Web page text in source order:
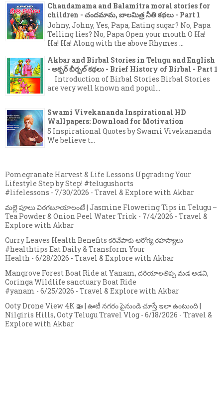
Chandamama and Balamitra moral stories for
children - చందమామ, బాలమిత్ర నీతి కథలు - Part 1
Johny, Johny, Yes, Papa, Eating sugar? No, Papa
Telling lies? No, Papa Open your mouth O Ha!
Ha! Ha! Along with the above Rhymes ...
Akbar and Birbal Stories in Telugu and English
- అక్బర్ బీర్బల్ కథలు - Brief History of Birbal - Part 1
Introduction of Birbal Stories Birbal Stories
are very well known and popul...
Swami Vivekananda Inspirational HD
Wallpapers: Download for Motivation
5 Inspirational Quotes by Swami Vivekananda
We believe t...
Pomegranate Harvest & Life Lessons Upgrading Your
Lifestyle Step by Step! #telugushorts
#lifelessons - 7/30/2026 - Travel & Explore with Akbar
మల్లె పూలు విరగబూయాలంటే | Jasmine Flowering Tips in Telugu –
Tea Powder & Onion Peel Water Trick - 7/4/2026 - Travel &
Explore with Akbar
Curry Leaves Health Benefits కరివేపాకు ఆరోగ్య రహస్యాలు
#healthtips Eat Daily & Transform Your
Health - 6/28/2026 - Travel & Explore with Akbar
Mangrove Forest Boat Ride at Yanam, దరియాలతిప్ప మడ అడవి,
Coringa Wildlife sanctuary Boat Ride
#yanam - 6/25/2026 - Travel & Explore with Akbar
Ooty Drone View 4K 🚁 | ఊటీ నగరం పైనుండి చూస్తే ఇలా ఉంటుంది |
Nilgiris Hills, Ooty Telugu Travel Vlog - 6/18/2026 - Travel &
Explore with Akbar